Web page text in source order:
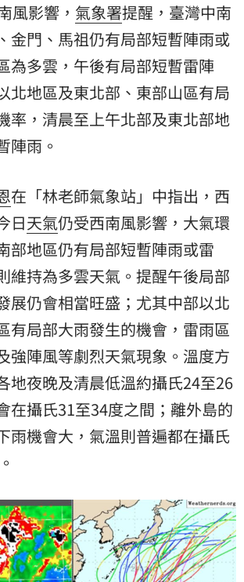
風影響， 氣象署提醒，臺灣中南
金門、馬祖仍有局部短暫陣雨或
為多雲，午後有局部短暫雷陣
北地區及東北部、東部山區有局
率，清晨至上午北部及東北部地
陣雨。
在「林老師氣象站」中指出，西
日天氣仍受西南風影響，大氣環
部地區仍有局部短暫陣雨或雷
維持為多雲天氣。提醒午後局部
展仍會相當旺盛；尤其中部以北
有局部大雨發生的機會，雷雨區
強陣風等劇烈天氣現象。溫度方
地夜晚及清晨低溫約攝氏24至26
在攝氏31至34度之間；離外島的
雨機會大，氣溫則普遍都在攝氏